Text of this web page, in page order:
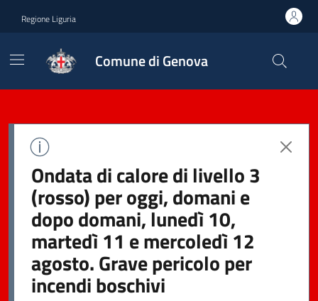
Regione Liguria
Comune di Genova
Ondata di calore di livello 3
(rosso) per oggi, domani e
dopo domani, lunedì 10,
martedì 11 e mercoledì 12
agosto. Grave pericolo per
incendi boschivi